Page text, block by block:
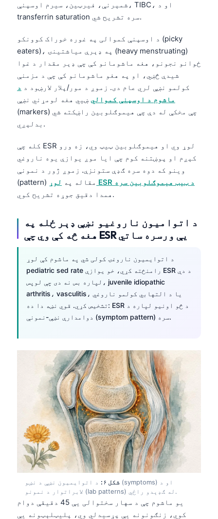
شمېرنې، فیرټین، سیرم اوسپنې، TIBC، او د
transferrin saturation سره تشریح شي.
د اوسپنې کموالی په غوره خوراک کوونکو (picky
eaters)، په ډېرې میاشتینۍ (heavy menstruating)
ځوانو نجونو، هغه ماشومانو کې چې ډېر مقدار د غوا
شیدې څښي، او په هغو ماشومانو کې چې د مزمنې
کولمو نښې لري عام دی. زموږ د مور/پلار لارښود د د
ماشوم د اوسپنې کموالي ښيي هغه لومړني نښې
(markers) چې مخکې له دې چې هیموګلوبین راښکته شي
بدلېږي.
کله چې ESR لوړ وي او هیموګلوبین ټیټ وي، زه ورو
کېږم او پوښتنه کوم چې ایا موږ یوازې یوه ناروغي
وینو که دوه سره ګډې ستونزې. زموږ ژور د نمونې
(pattern) مقاله په
لوړ ESR د ټیټ هیموګلوبین سره
همدا دقیق جوړه تشریح کوي.
د اتوامیون ناروغیو نښې ډېر ځله په
هغه څه کې وي چې ESR یې ورسره ساتي
د اتوایمیون ناروغۍ کولی شي په ماشوم کې لوړ
pediatric sed rate رامنځته کړي، خو یوازې ESR د دې
لپاره بس نه دی چې لوپس، juvenile idiopathic
arthritis، vasculitis، یا د التهابي کولمو ناروغي
تشخیص کړي. قوي نښه دا ده: ESR د څو اونیو لپاره د
دوامدارې نښې-نمونې (symptom pattern) سره.
شکل ۶:
د اتوایمیون نښې د نښو (symptoms) او د
لابراتوار د نمونو (lab patterns) له ګډېدو راځي.
یو ماشوم چې د سهار سختوالی یې 45 دقیقې دوام
کوي، زنګونونه یې پړسیدلي وي، پلیټلېټونه یې
Татар теле
Esperanto
Frysk
Ślōnskŏ gŏdka
Norsk bokmål